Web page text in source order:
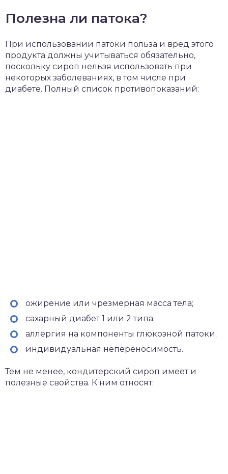
Полезна ли патока?
При использовании патоки польза и вред этого
продукта должны учитываться обязательно,
поскольку сироп нельзя использовать при
некоторых заболеваниях, в том числе при
диабете. Полный список противопоказаний:
ожирение или чрезмерная масса тела;
сахарный диабет 1 или 2 типа;
аллергия на компоненты глюкозной патоки;
индивидуальная непереносимость.
Тем не менее, кондитерский сироп имеет и
полезные свойства. К ним относят: